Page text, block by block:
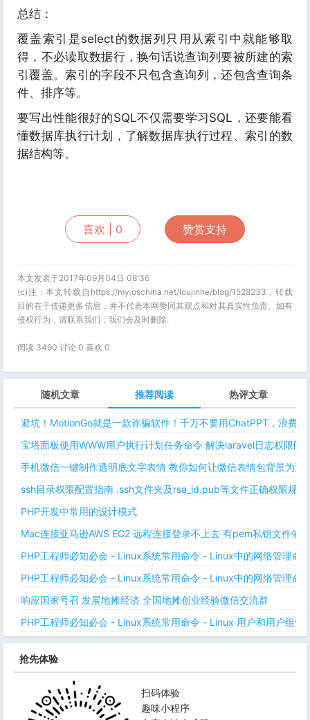
总结：
覆盖索引是select的数据列只用从索引中就能够取
得，不必读取数据行，换句话说查询列要被所建的索
引覆盖。索引的字段不只包含查询列，还包含查询条
件、排序等。
要写出性能很好的SQL不仅需要学习SQL，还要能看
懂数据库执行计划，了解数据库执行过程、索引的数
据结构等。
喜欢 | 0 赞赏支持
本文发表于2017年09月04日 08:36
(c)注：本文转载自https://my.oschina.net/loujinhe/blog/1528233，转载
目的在于传递更多信息，并不代表本网赞同其观点和对其真实性负责。如有
侵权行为，请联系我们，我们会及时删除.
阅读 3490 讨论 0 喜欢 0
随机文章 推荐阅读 热评文章
避坑！MotionGo就是一款诈骗软件！千万不要用ChatPPT，浪费时
宝塔面板使用WWW用户执行计划任务命令 解决laravel日志权限问
手机微信一键制作透明底文字表情 教你如何让微信表情包背景为
ssh目录权限配置指南 .ssh文件夹及rsa_id.pub等文件正确权限规则
PHP开发中常用的设计模式
Mac连接亚马逊AWS EC2 远程连接登录不上去 有pem私钥文件依
PHP工程师必知必会 - Linux系统常用命令 - Linux中的网络管理命
PHP工程师必知必会 - Linux系统常用命令 - Linux中的网络管理命
响应国家号召 发展地摊经济 全国地摊创业经验微信交流群
PHP工程师必知必会 - Linux系统常用命令 - Linux 用户和用户组管
抢先体验
扫码体验
趣味小程序